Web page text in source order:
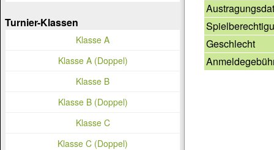
Geschlecht
Turnier-Klassen
Klasse A
Klasse A (Doppel)
Klasse B
Klasse B (Doppel)
Klasse C
Klasse C (Doppel)